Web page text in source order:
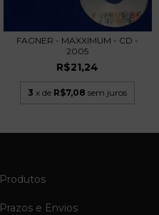
FAGNER - MAXXIMUM - CD -
2005
R$21,24
3 x de R$7,08 sem juros
Produtos
Prazos e Envios